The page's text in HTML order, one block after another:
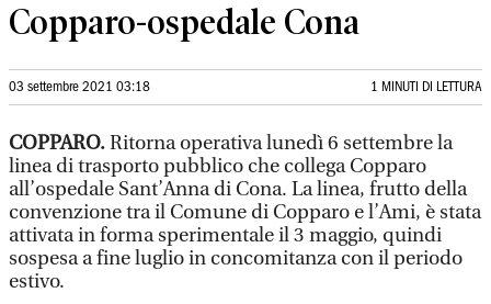
Copparo-ospedale Cona
03 settembre 2021 03:18 1 MINUTI DI LETTURA
COPPARO.Ritorna operativa lunedì 6 settembre la
linea di trasporto pubblico che collega Copparo
all’ospedale Sant’Anna di Cona. La linea, frutto della
convenzione tra il Comune di Copparo e l’Ami, è stata
attivata in forma sperimentale il 3 maggio, quindi
sospesa a fine luglio in concomitanza con il periodo
estivo.